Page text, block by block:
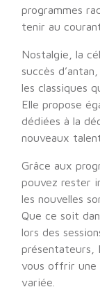
programmes
tenir au
Nostalgie, la
succès
les classiques
Elle propose
dédiées à la
nouveaux
Grâce aux
pouvez rester
les nouvelles
Que ce soit
lors des
présentateurs,
vous offrir une
variée.